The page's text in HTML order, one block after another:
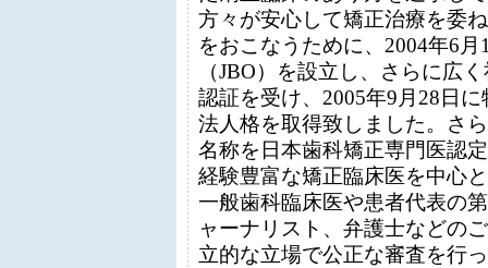
方々が安心して矯正治療を委
をおこなうために、2004年6
（JBO）を設立し、さらに広
認証を受け、2005年9月28日
法人格を取得致しました。さ
名称を日本歯科矯正専門医認
経験豊富な矯正臨床医を中心
一般歯科臨床医や患者代表の
ャーナリスト、弁護士などの
立的な立場で公正な審査を行